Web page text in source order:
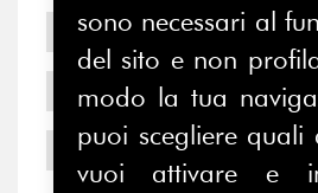
2006
2005
2004
sono necessari al
del sito e non
modo la tua
puoi scegliere quali
vuoi attivare e